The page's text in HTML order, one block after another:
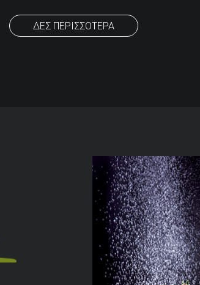
ΔΕΣ ΠΕΡΙΣΣΟΤΕΡΑ